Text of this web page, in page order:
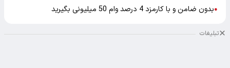
●بدون ضامن و با کارمزد 4 درصد وام 50 میلیونی بگیرید
تبلیغات